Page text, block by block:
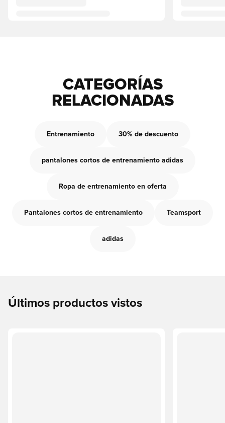
CATEGORÍAS
RELACIONADAS
Entrenamiento 30% de descuento
pantalones cortos de entrenamiento adidas
Ropa de entrenamiento en oferta
Pantalones cortos de entrenamiento Teamsport
adidas
Últimos productos vistos